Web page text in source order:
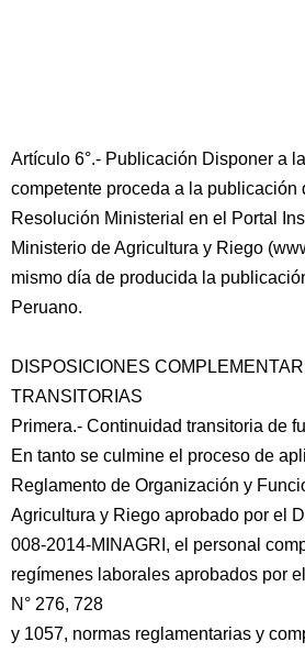
Artículo 6°.- Publicación Disponer a
competente proceda a la publicación
Resolución Ministerial en el Portal
Ministerio de Agricultura y Riego
mismo día de producida la
Peruano.
DISPOSICIONES
TRANSITORIAS
Primera.- Continuidad transitoria de
En tanto se culmine el proceso de
Reglamento de Organización y
Agricultura y Riego aprobado por el
008-2014-MINAGRI, el personal
regímenes laborales aprobados por
N° 276, 728
y 1057, normas reglamentarias y